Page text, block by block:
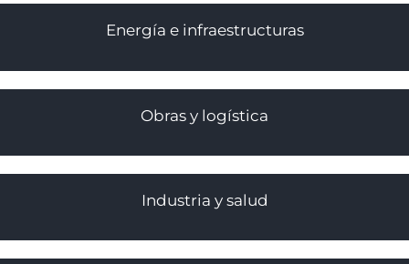
Energía e infraestructuras
Obras y logística
Industria y salud